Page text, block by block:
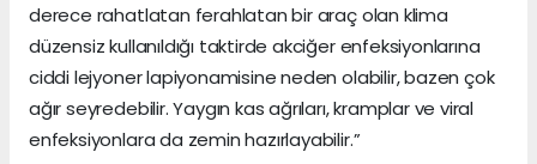
derece rahatlatan ferahlatan bir araç olan klima
düzensiz kullanıldığı taktirde akciğer enfeksiyonlarına
ciddi lejyoner lapiyonamisine neden olabilir, bazen çok
ağır seyredebilir. Yaygın kas ağrıları, kramplar ve viral
enfeksiyonlara da zemin hazırlayabilir.”